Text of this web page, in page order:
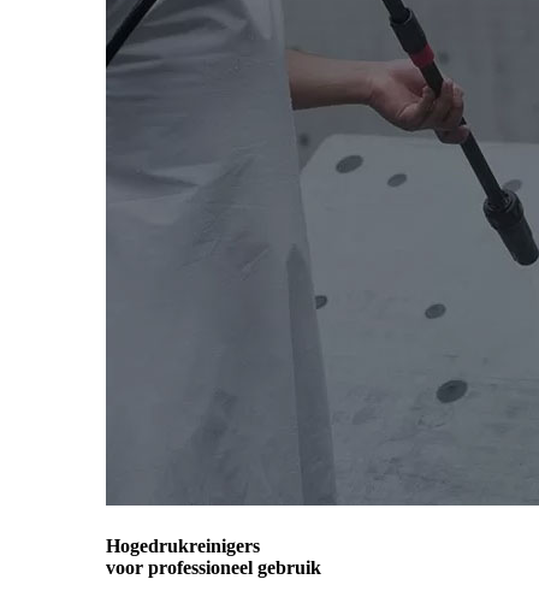
Hogedrukreinigers
voor professioneel gebruik